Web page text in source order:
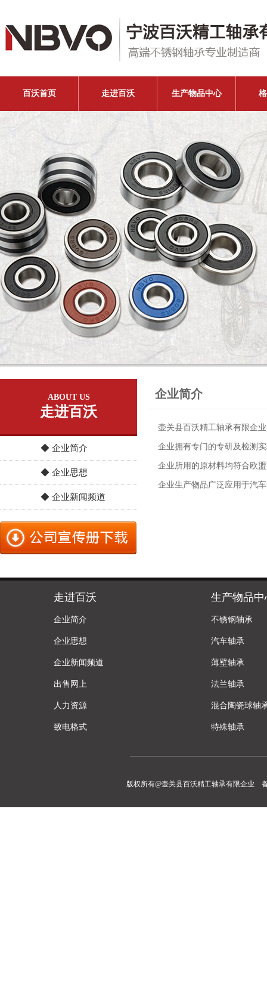
百沃首页 走进百沃 生产物品中心
ABOUT US
走进百沃
◆ 企业简介
◆ 企业思想
◆ 企业新闻频道
企业简介
壶关县百沃精工轴承有限企
企业拥有专门的专研及检测
企业所用的原材料均符合欧
企业生产物品广泛应用于汽
走进百沃
企业简介
企业思想
企业新闻频道
出售网上
人力资源
致电格式
生产物品中
不锈钢轴承
汽车轴承
薄壁轴承
法兰轴承
混合陶瓷球轴
特殊轴承
版权所有@壶关县百沃精工轴承有限企业